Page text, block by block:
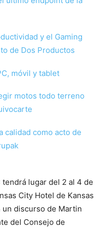
y el Gaming
de Dos Productos
móvil y tablet
motos todo terreno
calidad como acto de
tendrá lugar del 2 al 4 de
City Hotel de Kansas
un discurso de Martin
del Consejo de